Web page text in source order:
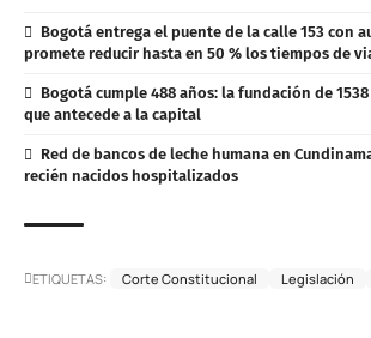
Bogotá entrega el puente de la calle 153 con
promete reducir hasta en 50 % los tiempos de
Bogotá cumple 488 años: la fundación de
que antecede a la capital
Red de bancos de leche humana en
recién nacidos hospitalizados
ETIQUETAS: Corte Constitucional Legislación